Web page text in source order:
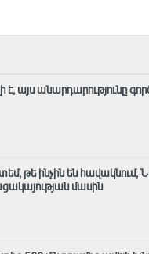
այս անարդարությունը
թե ինչին են
մասին